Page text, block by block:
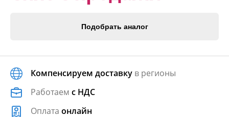
Подобрать аналог
Компенсируем доставку в регионы
Работаем с НДС
Оплата онлайн